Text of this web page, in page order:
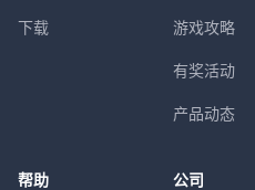
下载 游戏攻略
有奖活动
产品动态
帮助 公司